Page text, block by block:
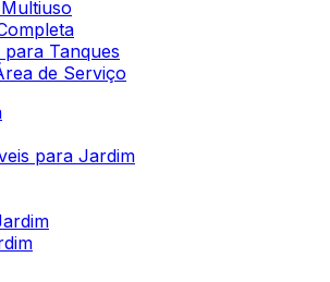
Tanques
de Serviço
para Jardim